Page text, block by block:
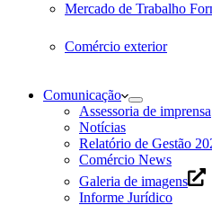
Mercado de Trabalho
Comércio exterior
Comunicação
Assessoria de imprensa
Notícias
Relatório de Gestão
Comércio News
Galeria de imagens
Informe Jurídico